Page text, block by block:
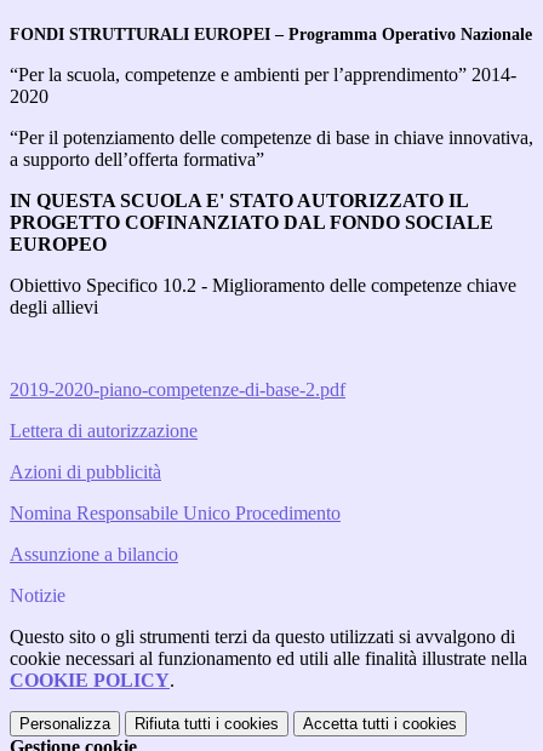
FONDI STRUTTURALI EUROPEI – Programma Operativo Nazionale
“Per la scuola, competenze e ambienti per l’apprendimento” 2014-
2020
“Per il potenziamento delle competenze di base in chiave innovativa,
a supporto dell’offerta formativa”
IN QUESTA SCUOLA E' STATO AUTORIZZATO IL
PROGETTO COFINANZIATO DAL FONDO SOCIALE
EUROPEO
Obiettivo Specifico 10.2 - Miglioramento delle competenze chiave
degli allievi
2019-2020-piano-competenze-di-base-2.pdf
Lettera di autorizzazione
Azioni di pubblicità
Nomina Responsabile Unico Procedimento
Assunzione a bilancio
Notizie
Questo sito o gli strumenti terzi da questo utilizzati si avvalgono di
cookie necessari al funzionamento ed utili alle finalità illustrate nella
COOKIE POLICY.
Personalizza Rifiuta tutti i cookies Accetta tutti i cookies